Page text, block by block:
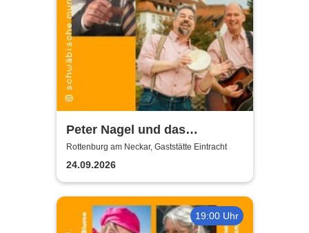
Peter Nagel und das
MundArt-Brettle | Gaststätte
Eintracht
Rottenburg am Neckar, Gaststätte Eintracht
24.09.2026
19:00 Uhr